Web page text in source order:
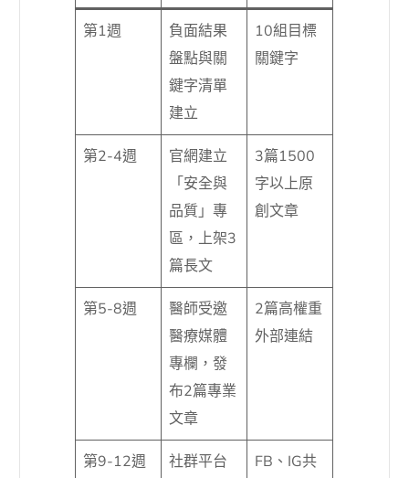
第1週
負面結果
盤點與關
鍵字清單
建立
10組目標
關鍵字
第2-4週
官網建立
「安全與
品質」專
區，上架3
篇長文
3篇1500
字以上原
創文章
第5-8週
醫師受邀
醫療媒體
專欄，發
布2篇專業
文章
2篇高權重
外部連結
第9-12週
社群平台
FB、IG共